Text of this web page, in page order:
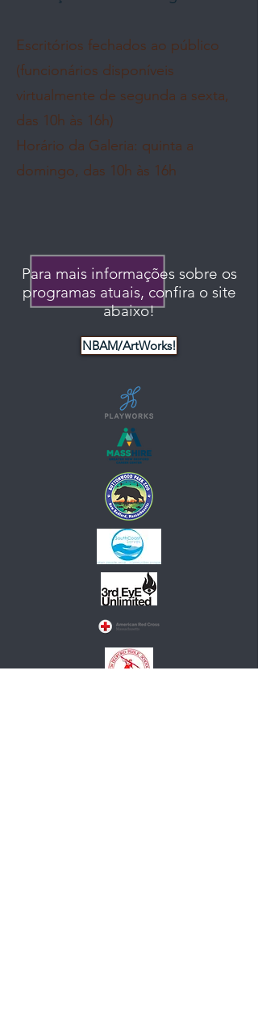
Escritórios fechados ao público
(funcionários disponíveis
virtualmente de segunda a sexta,
das 10h às 16h)
Horário da Galeria: quinta a
domingo, das 10h às 16h
Para mais informações sobre os
programas atuais, confira o site
abaixo!
NBAM/ArtWorks!